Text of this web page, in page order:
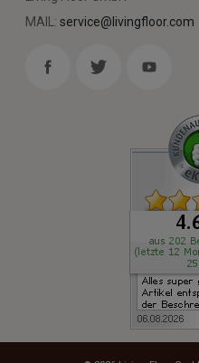
MAIL: service@livingfloor.com